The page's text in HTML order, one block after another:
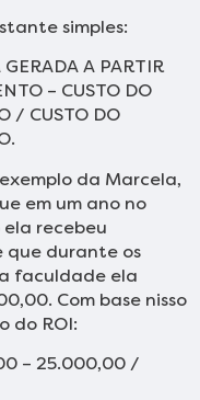
simples:
GERADA A PARTIR
– CUSTO DO
/ CUSTO DO
da Marcela,
em um ano no
recebeu
que durante os
faculdade ela
Com base nisso
do ROI:
– 25.000,00 /